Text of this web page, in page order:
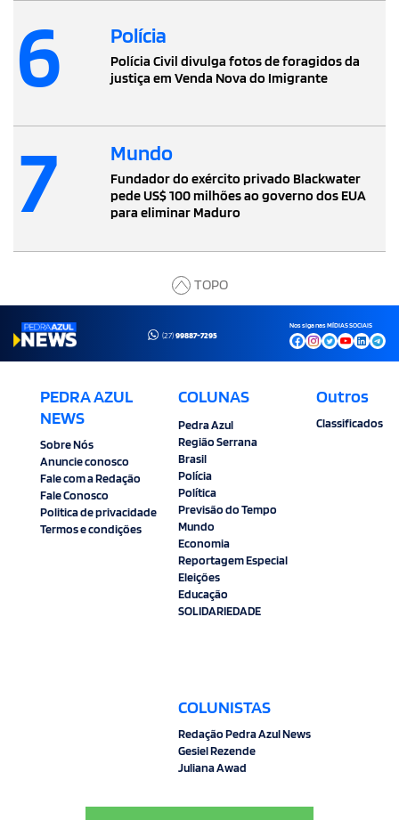
6 Polícia
Polícia Civil divulga fotos de foragidos da
justiça em Venda Nova do Imigrante
7 Mundo
Fundador do exército privado Blackwater
pede US$ 100 milhões ao governo dos EUA
para eliminar Maduro
TOPO
(27)99887-7295
Nos siga nas MÍDIAS SOCIAIS
PEDRA AZUL
NEWS
Sobre Nós
Anuncie conosco
Fale com a Redação
Fale Conosco
Politica de privacidade
Termos e condições
COLUNAS
Pedra Azul
Região Serrana
Brasil
Polícia
Política
Previsão do Tempo
Mundo
Economia
Reportagem Especial
Eleições
Educação
SOLIDARIEDADE
COLUNISTAS
Redação Pedra Azul News
Gesiel Rezende
Juliana Awad
Outros
Classificados